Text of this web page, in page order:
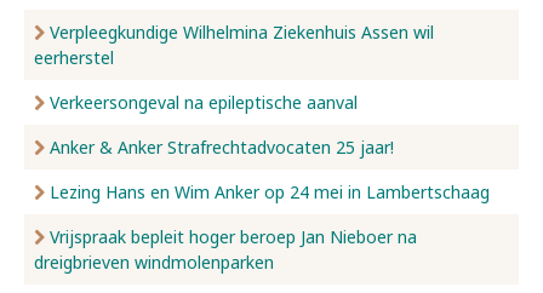
Verpleegkundige Wilhelmina Ziekenhuis Assen wil
eerherstel
Verkeersongeval na epileptische aanval
Anker & Anker Strafrechtadvocaten 25 jaar!
Lezing Hans en Wim Anker op 24 mei in Lambertschaag
Vrijspraak bepleit hoger beroep Jan Nieboer na
dreigbrieven windmolenparken